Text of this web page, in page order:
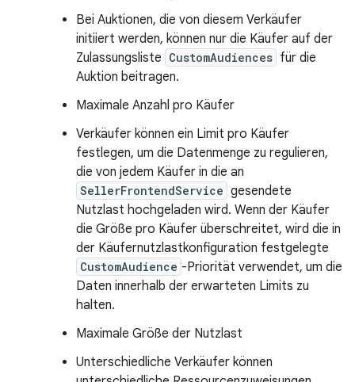
Bei Auktionen, die von diesem Verkäufer
initiiert werden, können nur die Käufer auf der
Zulassungsliste CustomAudiences für die
Auktion beitragen.
Maximale Anzahl pro Käufer
Verkäufer können ein Limit pro Käufer
festlegen, um die Datenmenge zu regulieren,
die von jedem Käufer in die an
SellerFrontendService gesendete
Nutzlast hochgeladen wird. Wenn der Käufer
die Größe pro Käufer überschreitet, wird die in
der Käufernutzlastkonfiguration festgelegte
CustomAudience -Priorität verwendet, um die
Daten innerhalb der erwarteten Limits zu
halten.
Maximale Größe der Nutzlast
Unterschiedliche Verkäufer können